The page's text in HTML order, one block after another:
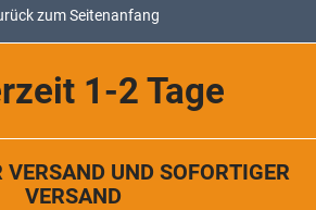
zum Seitenanfang
1-2 Tage
VERSAND UND SOFORTIGER
VERSAND